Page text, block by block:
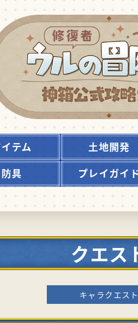
テム 土地開発
防具
プレイガイ
クエス
キャラクエスト